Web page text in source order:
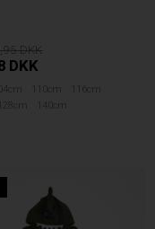
DKK
110cm
116cm
128cm 140cm